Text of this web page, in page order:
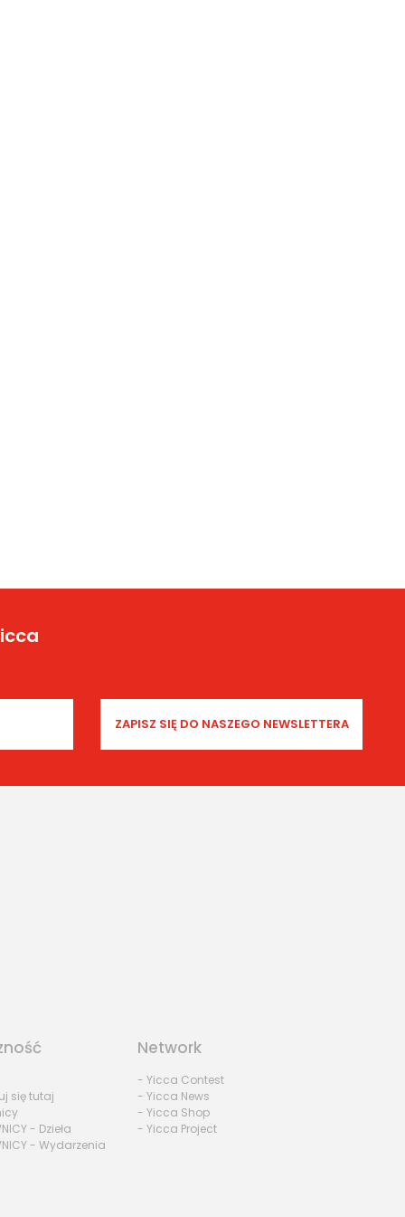
się tutaj
- Dzieła
- Wydarzenia
Network
- Yicca Contest
- Yicca News
- Yicca Shop
- Yicca Project